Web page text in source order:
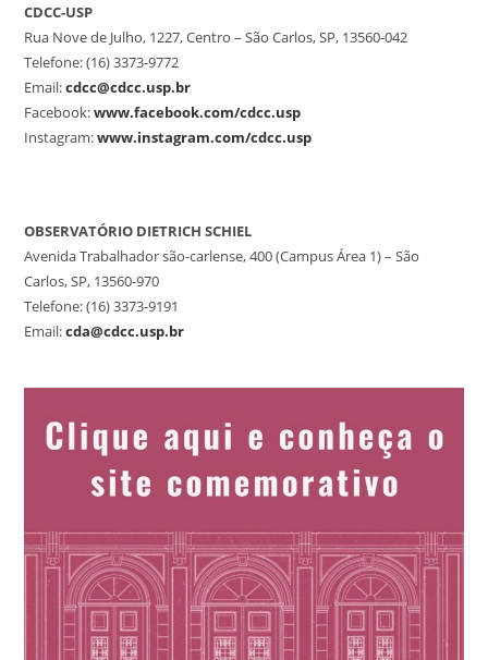
CDCC-USP
Rua Nove de Julho, 1227, Centro – São Carlos, SP, 13560-042
Telefone: (16) 3373-9772
Email:cdcc@cdcc.usp.br
Facebook:www.facebook.com/cdcc.usp
Instagram:www.instagram.com/cdcc.usp
OBSERVATÓRIO DIETRICH SCHIEL
Avenida Trabalhador são-carlense, 400 (Campus Área 1) – São
Carlos, SP, 13560-970
Telefone: (16) 3373-9191
Email:cda@cdcc.usp.br